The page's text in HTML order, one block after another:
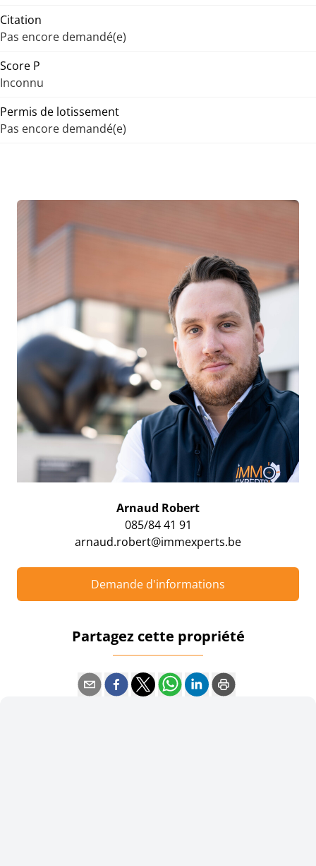
Citation
Pas encore demandé(e)
Score P
Inconnu
Permis de lotissement
Pas encore demandé(e)
Arnaud Robert
085/84 41 91
arnaud.robert@immexperts.be
Demande d'informations
Partagez cette propriété